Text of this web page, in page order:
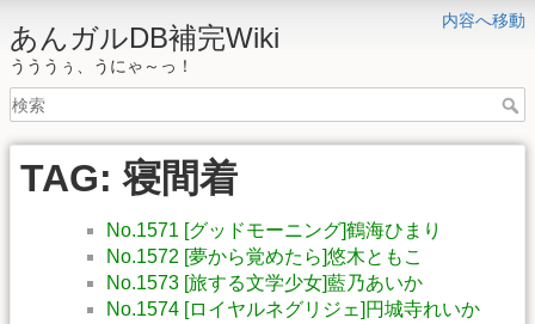
内容へ移動
あんガルDB補完Wiki
うううぅ、うにゃ～っ！
TAG: 寝間着
No.1571 [グッドモーニング]鶴海ひまり
No.1572 [夢から覚めたら]悠木ともこ
No.1573 [旅する文学少女]藍乃あいか
No.1574 [ロイヤルネグリジェ]円城寺れいか